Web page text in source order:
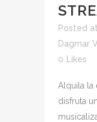
Posted
Dagmar
0
Likes
Alquila la
disfruta